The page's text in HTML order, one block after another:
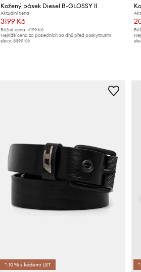
Kožený pásek Diesel B-GLOSSY II
Aktuální cena:
3199 Kč
Běžná cena: 4199 Kč
Nejnižší cena za posledních 30 dnů před poskytnutím
slevy: 3399 Kč
*-10 % s kódem: LST